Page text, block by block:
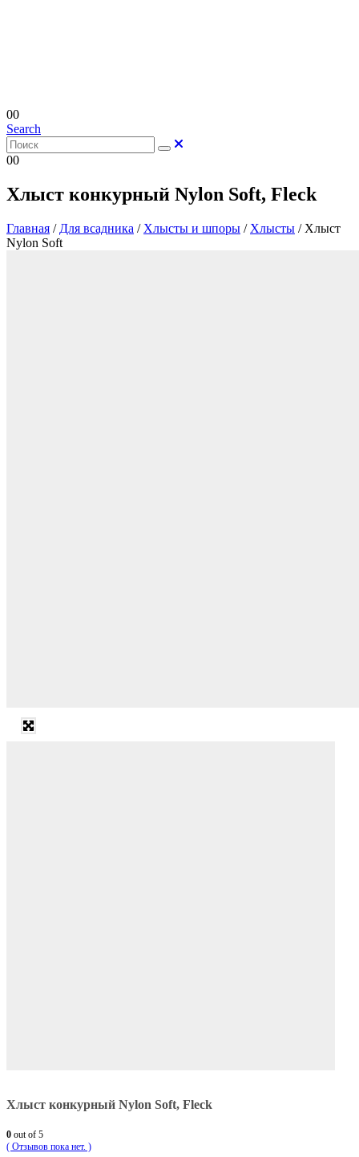
00
Search
00
Хлыст конкурный Nylon Soft, Fleck
Главная / Для всадника / Хлысты и шпоры / Хлысты / Хлыст
Nylon Soft
Хлыст конкурный Nylon Soft, Fleck
0 out of 5
( Отзывов пока нет. )